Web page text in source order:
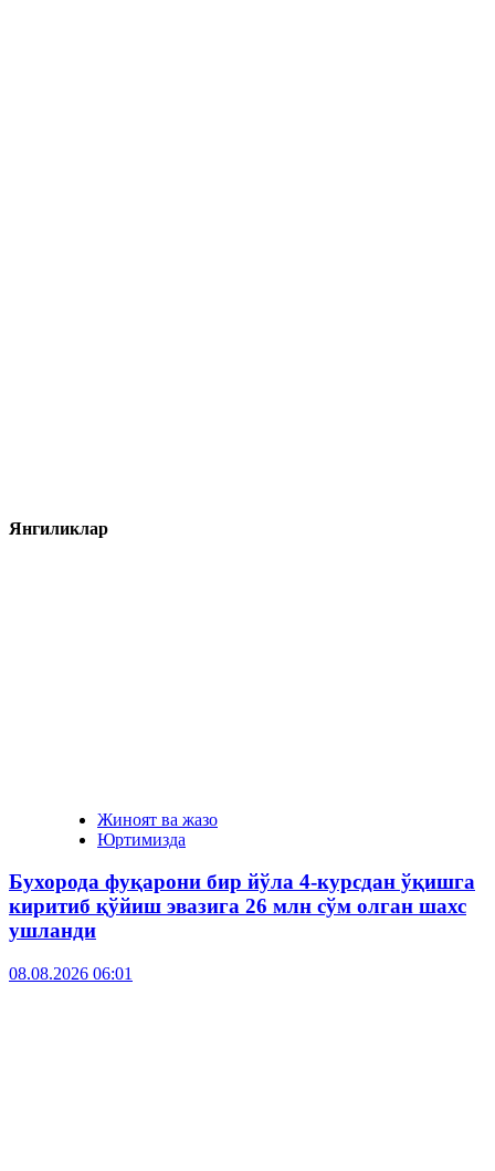
Янгиликлар
Жиноят ва жазо
Юртимизда
Бухорода фуқарони бир йўла 4-курсдан ўқишга
киритиб қўйиш эвазига 26 млн сўм олган шахс
ушланди
08.08.2026 06:01